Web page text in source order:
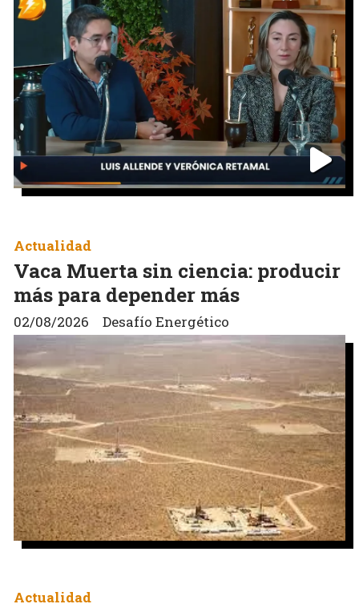
Vaca Muerta sin ciencia: producir
más para depender más
Desafío Energético
Actualidad
02/08/2026
Actualidad